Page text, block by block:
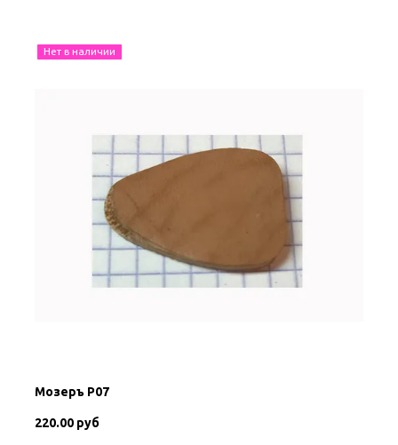
Нет в наличии
Мозеръ P07
220.00 руб